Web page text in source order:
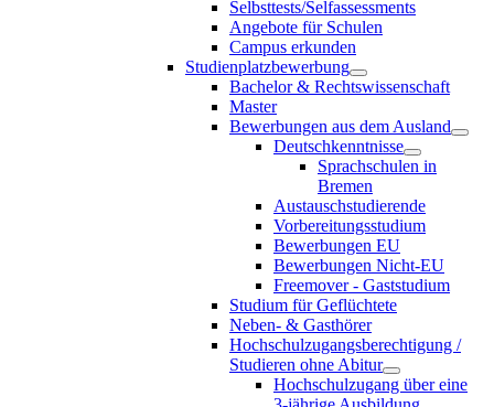
Selbsttests/Selfassessments
Angebote für Schulen
Campus erkunden
Studienplatzbewerbung
Bachelor & Rechtswissenschaft
Master
Bewerbungen aus dem Ausland
Deutschkenntnisse
Sprachschulen in
Bremen
Austauschstudierende
Vorbereitungsstudium
Bewerbungen EU
Bewerbungen Nicht-EU
Freemover - Gaststudium
Studium für Geflüchtete
Neben- & Gasthörer
Hochschulzugangsberechtigung /
Studieren ohne Abitur
Hochschulzugang über eine